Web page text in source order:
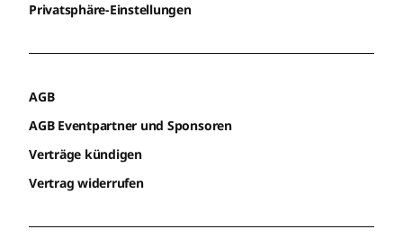
Privatsphäre-Einstellungen
AGB
AGB Eventpartner und Sponsoren
Verträge kündigen
Vertrag widerrufen